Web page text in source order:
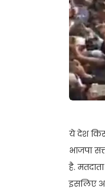
ये देश
भाजपा
है.
इसलिए